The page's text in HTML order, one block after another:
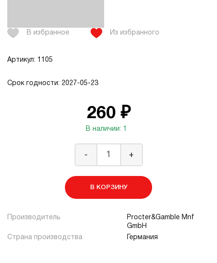
В избранное Из избранного
Артикул: 1105
Срок годности: 2027-05-23
260 ₽
В наличии: 1
- +
В КОРЗИНУ
Производитель
Procter&Gamble Mnf
GmbH
Страна производства
Германия